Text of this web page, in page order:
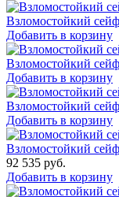
Взломостойкий
Добавить в корзину
Взломостойкий
Добавить в корзину
Взломостойкий
Добавить в корзину
Взломостойкий
92 535 руб.
Добавить в корзину